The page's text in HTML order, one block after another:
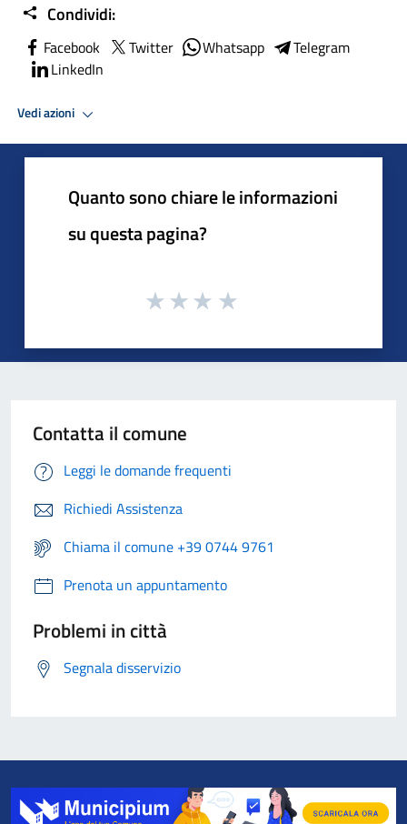
Condividi:
Facebook Twitter Whatsapp
Telegram
LinkedIn
Vedi azioni
Quanto sono chiare le informazioni
su questa pagina?
Contatta il comune
Leggi le domande frequenti
Richiedi Assistenza
Chiama il comune +39 0744 9761
Prenota un appuntamento
Problemi in città
Segnala disservizio